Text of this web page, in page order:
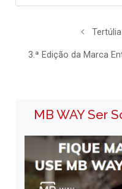
3.ª Edição da Marca
MB WAY Ser